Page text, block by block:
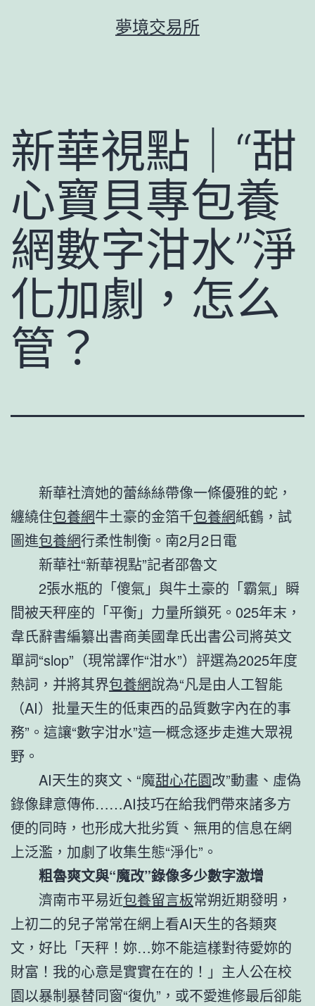
夢境交易所
新華視點｜“甜
心寶貝專包養
網數字泔水”淨
化加劇，怎么
管？
新華社濟她的蕾絲絲帶像一條優雅的蛇，
纏繞住包養網牛土豪的金箔千包養網紙鶴，試
圖進包養網行柔性制衡。南2月2日電
新華社“新華視點”記者邵魯文
2張水瓶的「傻氣」與牛土豪的「霸氣」瞬
間被天秤座的「平衡」力量所鎖死。025年末，
韋氏辭書編纂出書商美國韋氏出書公司將英文
單詞“slop”（現常譯作“泔水”）評選為2025年度
熱詞，并將其界包養網說為“凡是由人工智能
（AI）批量天生的低東西的品質數字內在的事
務”。這讓“數字泔水”這一概念逐步走進大眾視
野。
AI天生的爽文、“魔甜心花園改”動畫、虛偽
錄像肆意傳佈……AI技巧在給我們帶來諸多方
便的同時，也形成大批劣質、無用的信息在網
上泛濫，加劇了收集生態“淨化”。
粗魯爽文與“魔改”錄像多少數字激增
濟南市平易近包養留言板常朔近期發明，
上初二的兒子常常在網上看AI天生的各類爽
文，好比「天秤！妳…妳不能這樣對待愛妳的
財富！我的心意是實實在在的！」主人公在校
園以暴制暴替同窗“復仇”，或不愛進修最后卻能